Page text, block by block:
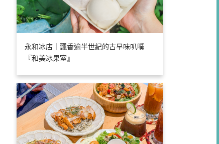
永和冰店｜飄香逾半世紀的古早味叭噗
『和美冰果室』